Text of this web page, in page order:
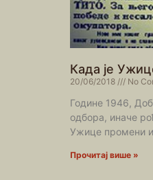
Када је
20/06/2018 No
Године 1946,
одбора, иначе
Ужице промени
Прочитај више »